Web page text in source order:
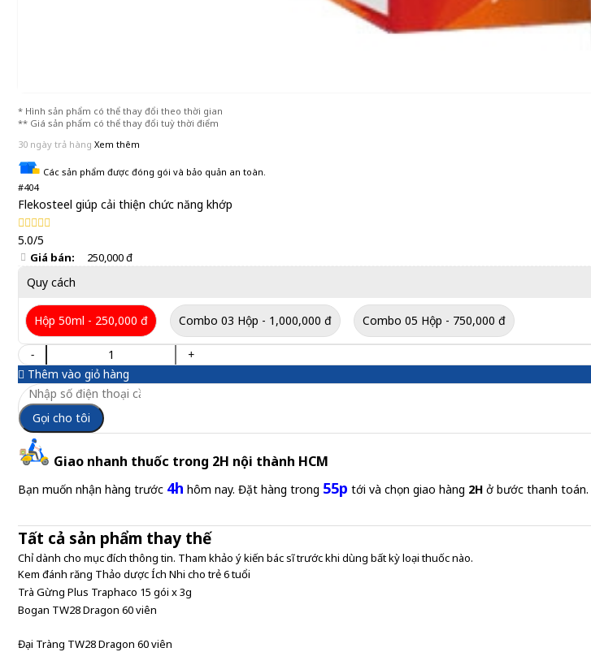
* Hình sản phẩm có thể thay đổi theo thời gian
** Giá sản phẩm có thể thay đổi tuỳ thời điểm
30 ngày trả hàng Xem thêm
Các sản phẩm được đóng gói và bảo quản an toàn.
#404
Flekosteel giúp cải thiện chức năng khớp
5.0/5
Giá bán: 250,000 đ
Quy cách
Hộp 50ml - 250,000 đ Combo 03 Hộp - 1,000,000 đ Combo 05 Hộp - 750,000 đ
-
+
Thêm vào giỏ hàng
Gọi cho tôi
Giao nhanh thuốc trong 2H nội thành HCM
Bạn muốn nhận hàng trước 4h hôm nay. Đặt hàng trong 55p tới và chọn giao hàng 2H ở bước thanh toán.
Tất cả sản phẩm thay thế
Chỉ dành cho mục đích thông tin. Tham khảo ý kiến bác sĩ trước khi dùng bất kỳ loại thuốc nào.
Kem đánh răng Thảo dược Ích Nhi cho trẻ 6 tuổi
Trà Gừng Plus Traphaco 15 gói x 3g
Bogan TW28 Dragon 60 viên
Đại Tràng TW28 Dragon 60 viên